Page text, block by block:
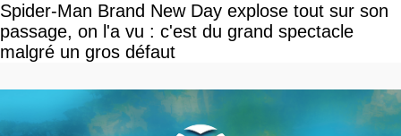
Spider-Man Brand New Day explose tout sur son
passage, on l'a vu : c'est du grand spectacle
malgré un gros défaut